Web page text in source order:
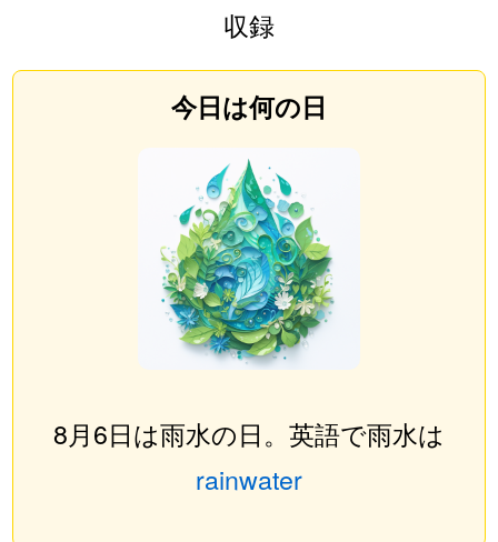
収録
今日は何の日
8月6日は雨水の日。英語で雨水は
rainwater